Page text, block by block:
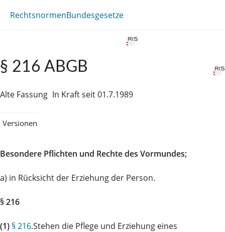
RechtsnormenBundesgesetze
§ 216 ABGB
Alte Fassung In Kraft seit 01.7.1989
Versionen
Besondere Pflichten und Rechte des Vormundes;
a) in Rücksicht der Erziehung der Person.
§ 216
(1) § 216.Stehen die Pflege und Erziehung eines